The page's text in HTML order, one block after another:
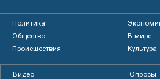
Политика
Общество
В мире
Происшествия
Культура
Видео
Опросы